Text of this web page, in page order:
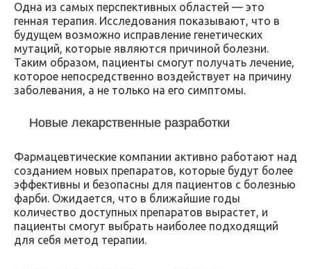
Одна из самых перспективных областей — это
генная терапия. Исследования показывают, что в
будущем возможно исправление генетических
мутаций, которые являются причиной болезни.
Таким образом, пациенты смогут получать лечение,
которое непосредственно воздействует на причину
заболевания, а не только на его симптомы.
Новые лекарственные разработки
Фармацевтические компании активно работают над
созданием новых препаратов, которые будут более
эффективны и безопасны для пациентов с болезнью
фарби. Ожидается, что в ближайшие годы
количество доступных препаратов вырастет, и
пациенты смогут выбрать наиболее подходящий
для себя метод терапии.